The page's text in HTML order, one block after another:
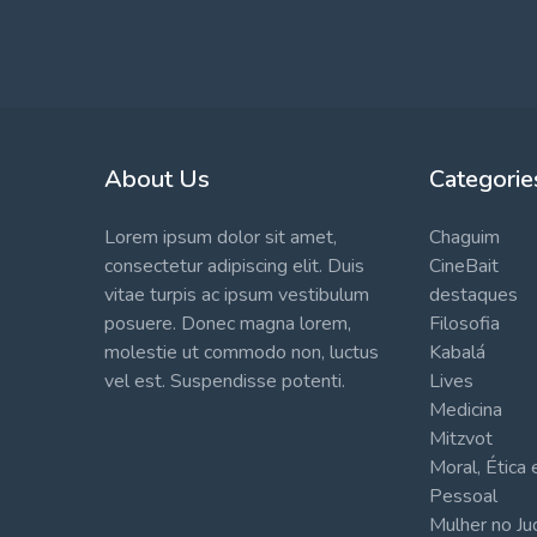
About Us
Lorem ipsum dolor sit amet,
consectetur adipiscing elit. Duis
vitae turpis ac ipsum vestibulum
posuere. Donec magna lorem,
molestie ut commodo non, luctus
vel est. Suspendisse potenti.
Chaguim
CineBait
destaques
Filosofia
Kabalá
Lives
Medicina
Mitzvot
Moral, Ética
Pessoal
Mulher no